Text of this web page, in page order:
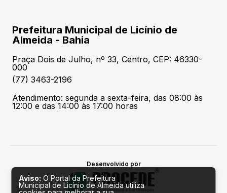
Prefeitura Municipal de Licínio de
Almeida - Bahia
Praça Dois de Julho, nº 33, Centro, CEP: 46330-
000
(77) 3463-2196
Atendimento: segunda a sexta-feira, das 08:00 às
12:00 e das 14:00 às 17:00 horas
Desenvolvido por
Aviso: O Portal da Prefeitura
Municipal de Licínio de Almeida utiliza